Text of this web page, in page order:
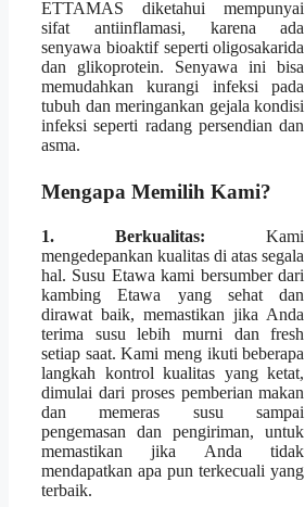
ETTAMAS diketahui mempunyai
sifat antiinflamasi, karena ada
senyawa bioaktif seperti oligosakarida
dan glikoprotein. Senyawa ini bisa
memudahkan kurangi infeksi pada
tubuh dan meringankan gejala kondisi
infeksi seperti radang persendian dan
asma.
Mengapa Memilih Kami?
1. Berkualitas: Kami
mengedepankan kualitas di atas segala
hal. Susu Etawa kami bersumber dari
kambing Etawa yang sehat dan
dirawat baik, memastikan jika Anda
terima susu lebih murni dan fresh
setiap saat. Kami meng ikuti beberapa
langkah kontrol kualitas yang ketat,
dimulai dari proses pemberian makan
dan memeras susu sampai
pengemasan dan pengiriman, untuk
memastikan jika Anda tidak
mendapatkan apa pun terkecuali yang
terbaik.